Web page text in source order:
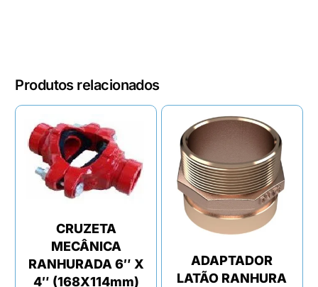
Produtos relacionados
CRUZETA
MECÂNICA
RANHURADA 6″ X
4″ (168X114mm)
ADAPTADOR
LATÃO RANHURA